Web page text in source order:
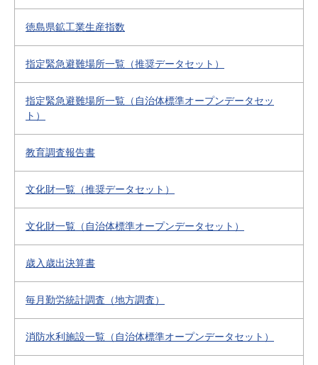
徳島県鉱工業生産指数
指定緊急避難場所一覧（推奨データセット）
指定緊急避難場所一覧（自治体標準オープンデータセッ
ト）
教育調査報告書
文化財一覧（推奨データセット）
文化財一覧（自治体標準オープンデータセット）
歳入歳出決算書
毎月勤労統計調査（地方調査）
消防水利施設一覧（自治体標準オープンデータセット）